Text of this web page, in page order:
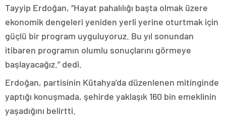
Tayyip Erdoğan, “Hayat pahalılığı başta olmak üzere
ekonomik dengeleri yeniden yerli yerine oturtmak için
güçlü bir program uyguluyoruz. Bu yıl sonundan
itibaren programın olumlu sonuçlarını görmeye
başlayacağız.” dedi.
Erdoğan, partisinin Kütahya’da düzenlenen mitinginde
yaptığı konuşmada, şehirde yaklaşık 160 bin emeklinin
yaşadığını belirtti.